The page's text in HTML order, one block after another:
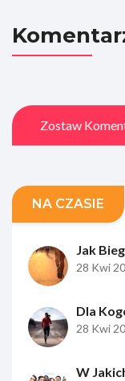
Zostaw
NA CZASIE
Jak
28 Kwi
Dla
28 Kwi
W